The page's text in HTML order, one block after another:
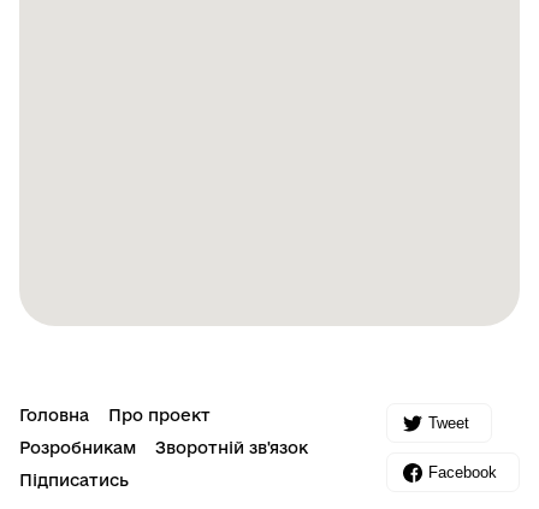
Головна
Про проект
Розробникам
Зворотній зв'язок
Підписатись
Tweet
Facebook